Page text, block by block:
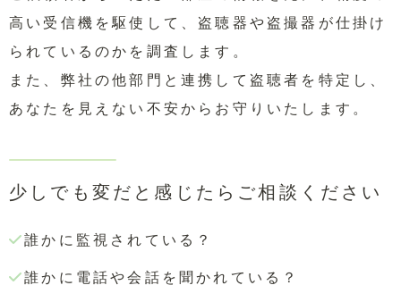
高い受信機を駆使して、盗聴器や盗撮器が仕掛け
られているのかを調査します。
また、弊社の他部門と連携して盗聴者を特定し、
あなたを見えない不安からお守りいたします。
少しでも変だと感じたらご相談ください
誰かに監視されている？
誰かに電話や会話を聞かれている？